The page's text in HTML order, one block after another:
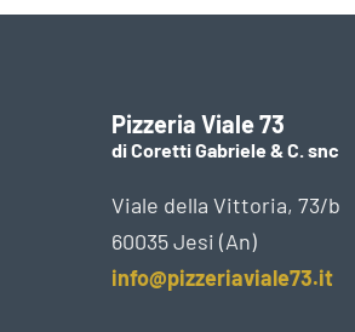
Pizzeria Viale 73
di Coretti Gabriele & C. snc
Viale della Vittoria, 73/b
60035 Jesi (An)
info@pizzeriaviale73.it